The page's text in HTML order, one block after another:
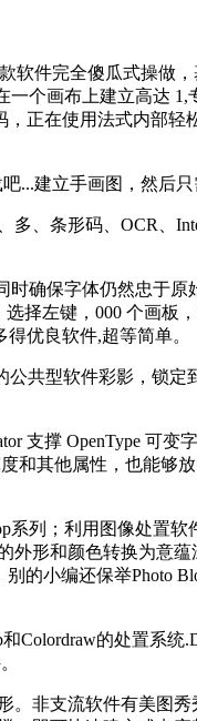
件完全傻瓜式操做
个画布上建立高达 1,
正在使用法式内部
...建立手画图，然后只
条形码、OCR、
确保字体仍然忠于原
择左键，000 个画板
优良软件,超等简单。
共型软件彩影，锁定
撑 OpenType 可变
其他属性，也能够
列；利用图像处置
形和颜色转换为意
小编还保举Photo
的处置系统
非支流软件有美图